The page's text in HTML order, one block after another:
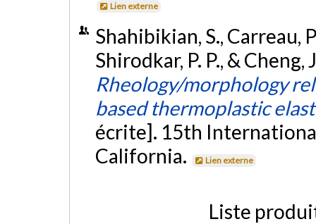
Lien externe
Shahibikian, S., Carreau,
Shirodkar, P. P., & Cheng,
Rheology/morphology
based thermoplastic
écrite]. 15th
California.
Lien externe
Liste